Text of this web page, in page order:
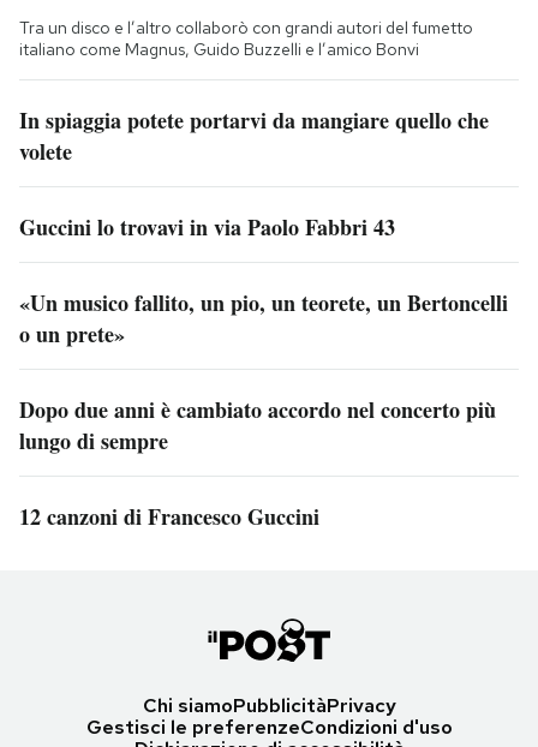
Tra un disco e l’altro collaborò con grandi autori del fumetto
italiano come Magnus, Guido Buzzelli e l’amico Bonvi
In spiaggia potete portarvi da mangiare quello che
volete
Guccini lo trovavi in via Paolo Fabbri 43
«Un musico fallito, un pio, un teorete, un Bertoncelli
o un prete»
Dopo due anni è cambiato accordo nel concerto più
lungo di sempre
12 canzoni di Francesco Guccini
Chi siamoPubblicitàPrivacy
Gestisci le preferenzeCondizioni d'uso